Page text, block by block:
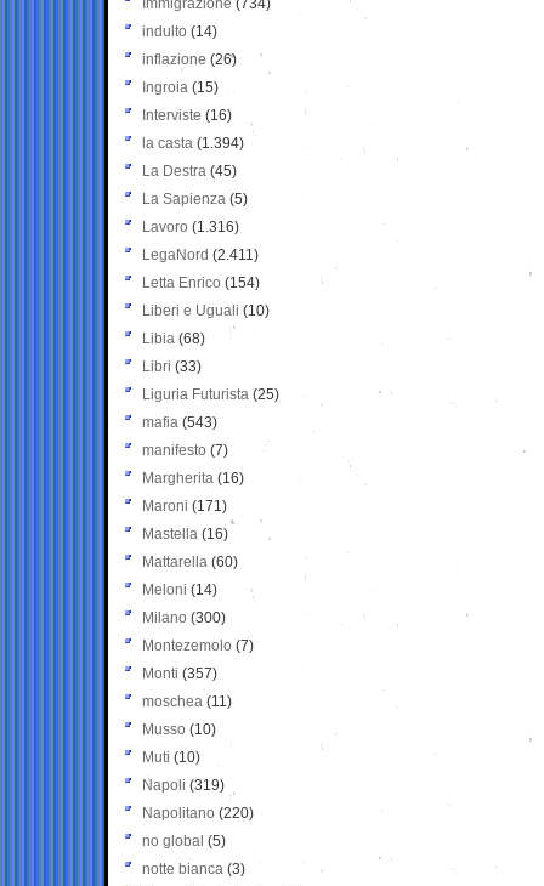
Immigrazione (734)
indulto (14)
inflazione (26)
Ingroia (15)
Interviste (16)
la casta (1.394)
La Destra (45)
La Sapienza (5)
Lavoro (1.316)
LegaNord (2.411)
Letta Enrico (154)
Liberi e Uguali (10)
Libia (68)
Libri (33)
Liguria Futurista (25)
mafia (543)
manifesto (7)
Margherita (16)
Maroni (171)
Mastella (16)
Mattarella (60)
Meloni (14)
Milano (300)
Montezemolo (7)
Monti (357)
moschea (11)
Musso (10)
Muti (10)
Napoli (319)
Napolitano (220)
no global (5)
notte bianca (3)